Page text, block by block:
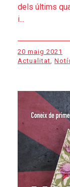
dels últims
i...
20 maig 2021
Actualitat